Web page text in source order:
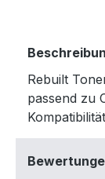
Rebuilt
passend zu